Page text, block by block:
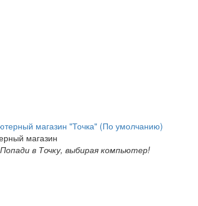
магазин
Попади в Точку, выбирая компьютер!